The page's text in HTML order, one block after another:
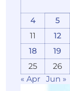
4
5
11
12
18
19
25
26
« Apr
Jun »